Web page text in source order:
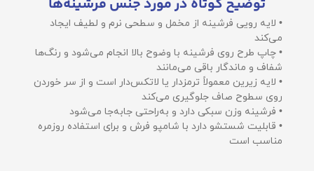
توضیح کوتاه در مورد جنس فرشینه‌ها
• لایه رویی فرشینه از مخمل و سطحی نرم و لطیف ایجاد
می‌کند
• چاپ طرح روی فرشینه با وضوح بالا انجام می‌شود و رنگ‌ها
شفاف و ماندگار باقی می‌مانند
• لایه زیرین معمولاً ترمزدار یا لاتکس‌دار است و از سر خوردن
روی سطوح صاف جلوگیری می‌کند
• فرشینه وزن سبکی دارد و به‌راحتی جابه‌جا می‌شود
• قابلیت شستشو دارد با شامپو فرش و برای استفاده روزمره
مناسب است